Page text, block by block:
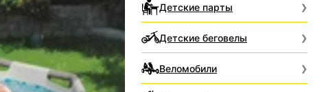
Детские парты
Детские беговелы
Веломобили